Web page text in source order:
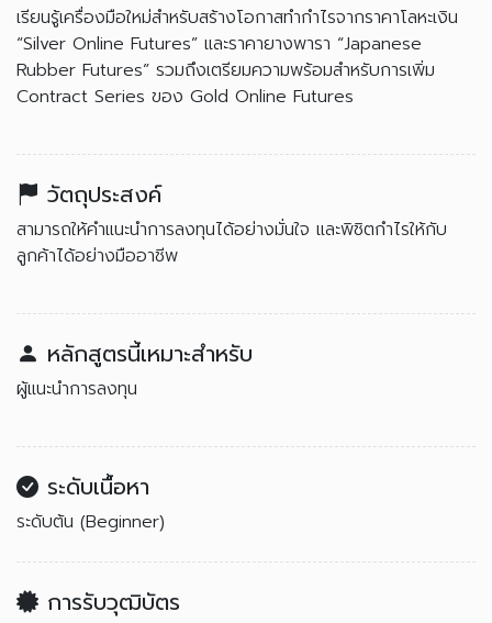
เรียนรู้เครื่องมือใหม่สำหรับสร้างโอกาสทำกำไรจากราคาโลหะเงิน
“Silver Online Futures” และราคายางพารา “Japanese
Rubber Futures” รวมถึงเตรียมความพร้อมสำหรับการเพิ่ม
Contract Series ของ Gold Online Futures
วัตถุประสงค์
สามารถให้คำแนะนำการลงทุนได้อย่างมั่นใจ และพิชิตกำไรให้กับ
ลูกค้าได้อย่างมืออาชีพ
หลักสูตรนี้เหมาะสำหรับ
ผู้แนะนำการลงทุน
ระดับเนื้อหา
ระดับต้น (Beginner)
การรับวุฒิบัตร